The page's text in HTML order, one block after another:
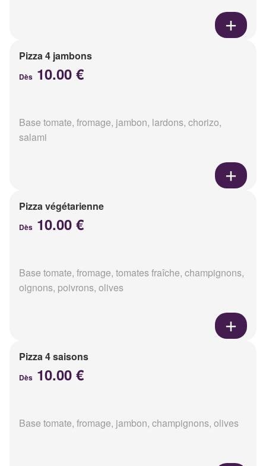
Pizza 4 jambons
Dès 10.00 €
Base tomate, fromage, jambon, lardons, chorizo,
salami
Pizza végétarienne
Dès 10.00 €
Base tomate, fromage, tomates fraîche, champignons,
oignons, poivrons, olives
Pizza 4 saisons
Dès 10.00 €
Base tomate, fromage, jambon, champignons, olives